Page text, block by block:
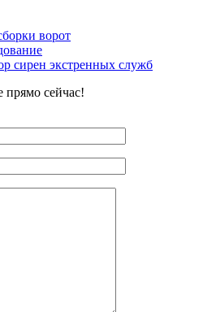
ворот
сирен экстренных служб
сейчас!